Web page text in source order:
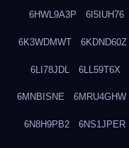
6HWL9A3P 6I5IUH76
6K3WDMWT 6KDND60Z
6LI78JDL 6LL59T6X
6MNBISNE 6MRU4GHW
6N8H9PB2 6NS1JPER